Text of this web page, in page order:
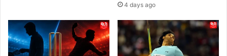
নে
ট
জ
মি
কে
দ
4 days ago